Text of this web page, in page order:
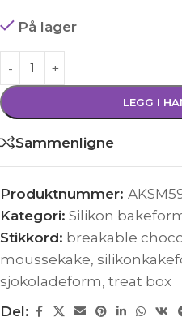
På lager
LEGG I
Sammenligne
Produktnummer:
Kategori: Silikon
Stikkord: breakable
moussekake,
sjokoladeform, treat box
Del: